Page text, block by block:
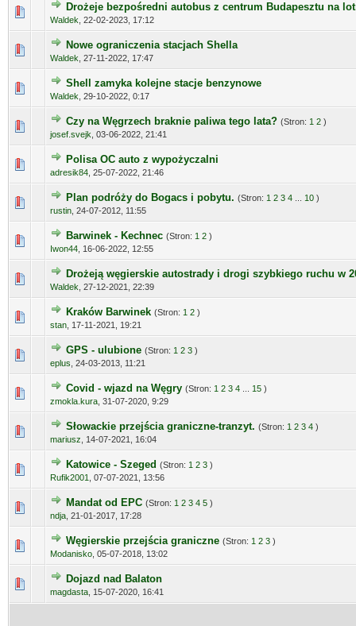
Drożeje bezpośredni autobus z centrum Budapesztu na
Waldek 22-02-2023, 17:12
Nowe ograniczenia stacjach Shella
Waldek 27-11-2022, 17:47
Shell zamyka kolejne stacje benzynowe
Waldek 29-10-2022, 0:17
Czy na Węgrzech braknie paliwa tego lata? (Stron: 1 2 )
josef.svejk 03-06-2022, 21:41
Polisa OC auto z wypożyczalni
adresik84 25-07-2022, 21:46
Plan podróży do Bogacs i pobytu. (Stron: 1 2 3 4 10 )
rustin 24-07-2012, 11:55
Barwinek - Kechnec (Stron: 1 2 )
Iwon44 16-06-2022, 12:55
Drożeją węgierskie autostrady i drogi szybkiego ruchu w
Waldek 27-12-2021, 22:39
Kraków Barwinek (Stron: 1 2 )
stan 17-11-2021, 19:21
GPS - ulubione (Stron: 1 2 3 )
eplus 24-03-2013, 11:21
Covid - wjazd na Węgry (Stron: 1 2 3 4 15 )
zmokla.kura 31-07-2020, 9:29
Słowackie przejścia graniczne-tranzyt. (Stron: 1 2 3 4 )
mariusz
14-07-2021, 16:04
Katowice - Szeged (Stron: 1 2 3 )
Rufik2001
07-07-2021, 13:56
Mandat od EPC (Stron: 1 2 3 4 5 )
ndja 21-01-2017, 17:28
Węgierskie przejścia graniczne (Stron: 1 2 3 )
Modanisko 05-07-2018, 13:02
Dojazd nad Balaton
magdasta 15-07-2020, 16:41